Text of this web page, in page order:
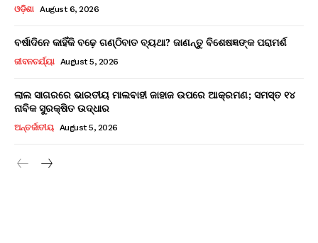
ଓଡ଼ିଶା August 6, 2026
ବର୍ଷାଦିନେ କାହିଁକି ବଢ଼େ ଗଣ୍ଠିବାତ ବ୍ୟଥା? ଜାଣନ୍ତୁ ବିଶେଷଜ୍ଞଙ୍କ ପରାମର୍ଶ
ଜୀବନଚର୍ଯ୍ୟା August 5, 2026
ଲାଲ ସାଗରରେ ଭାରତୀୟ ମାଲବାହୀ ଜାହାଜ ଉପରେ ଆକ୍ରମଣ; ସମସ୍ତ ୧୪
ନାବିକ ସୁରକ୍ଷିତ ଉଦ୍ଧାର
ଅନ୍ତର୍ଜାତୀୟ August 5, 2026